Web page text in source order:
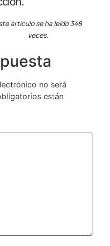
artículo se ha leído 348
veces.
no será
están